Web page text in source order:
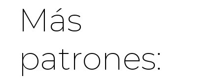
Más
patrones: